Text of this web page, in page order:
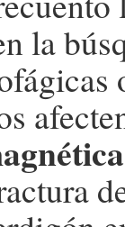
la